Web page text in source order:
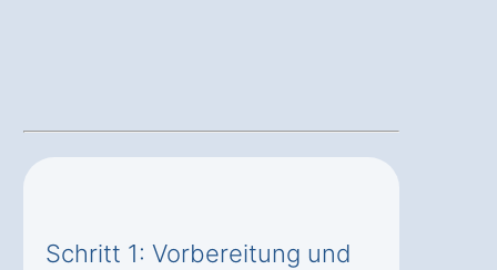
Schritt 1: Vorbereitung und